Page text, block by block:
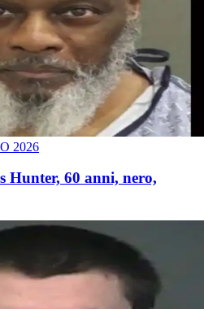
2026
Hunter, 60 anni, nero,